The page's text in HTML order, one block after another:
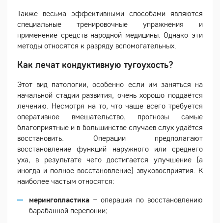
Также весьма эффективными способами являются
специальные тренировочные упражнения и
применение средств народной медицины. Однако эти
методы относятся к разряду вспомогательных.
Как лечат кондуктивную тугоухость?
Этот вид патологии, особенно если им заняться на
начальной стадии развития, очень хорошо поддаётся
лечению. Несмотря на то, что чаще всего требуется
оперативное вмешательство, прогнозы самые
благоприятные и в большинстве случаев слух удаётся
восстановить. Операции предполагают
восстановление функций наружного или среднего
уха, в результате чего достигается улучшение (а
иногда и полное восстановление) звуковосприятия. К
наиболее частым относятся:
мерингопластика – операция по восстановлению
барабанной перепонки;